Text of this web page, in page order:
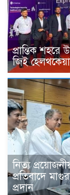
প্রান্তিক শহরে
জিই
নিত্য
প্রতিবাদে
প্রদান